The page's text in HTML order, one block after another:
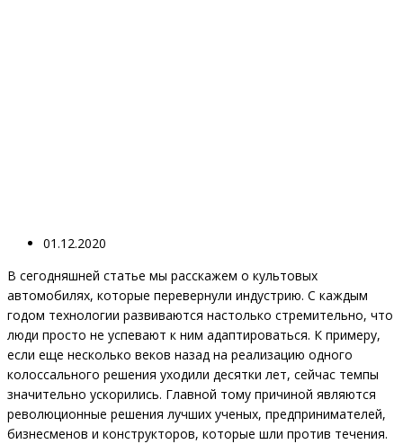
01.12.2020
В сегодняшней статье мы расскажем о культовых
автомобилях, которые перевернули индустрию. С каждым
годом технологии развиваются настолько стремительно, что
люди просто не успевают к ним адаптироваться. К примеру,
если еще несколько веков назад на реализацию одного
колоссального решения уходили десятки лет, сейчас темпы
значительно ускорились. Главной тому причиной являются
революционные решения лучших ученых, предпринимателей,
бизнесменов и конструкторов, которые шли против течения.